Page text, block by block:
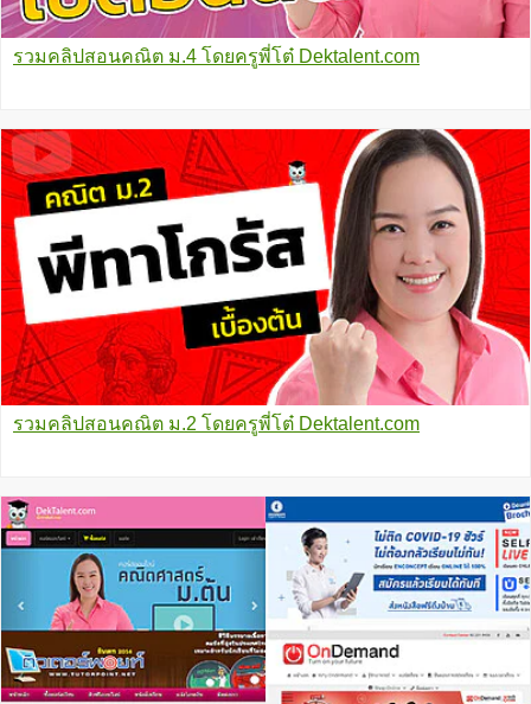
รวมคลิปสอนคณิต ม.4 โดยครูพี่โต๋ Dektalent.com
รวมคลิปสอนคณิต ม.2 โดยครูพี่โต๋ Dektalent.com